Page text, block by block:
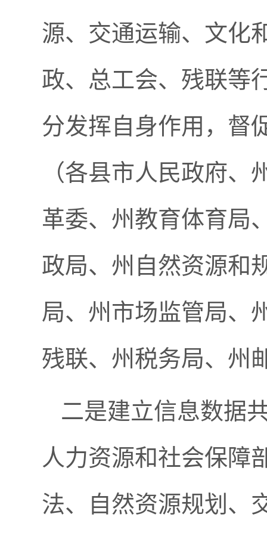
源、交通运输、文化
政、总工会、残联等
分发挥自身作用，督
（各县市人民政府
革委、州教育体育局
政局、州自然资源和
局、州市场监管局、
残联、州税务局、州
二是建立信息数据
人力资源和社会保障
法、自然资源规划、